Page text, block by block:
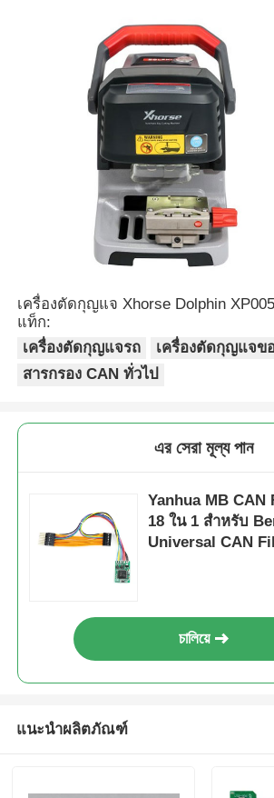
เกี่ยวกับเรา
ทัวร์โรงงาน
ควบคุมคุณภาพ
ข่าว
ทุกกรณี
ใบมีดกุญแจรถ
โปรแกรมเมอร์กุญแจรถ
ชิปดาวเทียม
เครื่องตัดกุญแจ Xhorse Dolphin XP005
แท็ก:
เครื่องตัดกุญแจรถ
เครื่องตัดกุญแจข
สารกรอง CAN ทั่วไป
এর সেরা মূল্য পান
Yanhua MB
18 ใน 1 สําหรับ
Universal CAN
চালিয়ে
แนะนำผลิตภัณฑ์